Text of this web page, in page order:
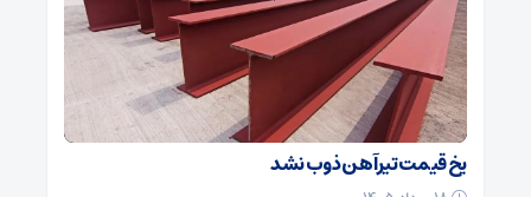
یخ قیمت تیرآهن ذوب نشد